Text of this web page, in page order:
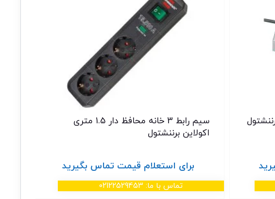
سیم رابط 3 خانه محافظ دار 1.5 متری
اکولاین برننشتول
برای استعلام قیمت تماس بگیرید
تماس با ما: 02122529453